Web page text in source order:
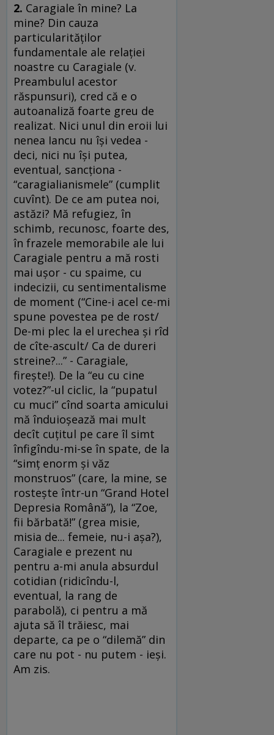
2. Caragiale în mine? La
mine? Din cauza
particularităţilor
fundamentale ale relaţiei
noastre cu Caragiale (v.
Preambulul acestor
răspunsuri), cred că e o
autoanaliză foarte greu de
realizat. Nici unul din eroii lui
nenea Iancu nu îşi vedea -
deci, nici nu îşi putea,
eventual, sancţiona -
“caragialianismele” (cumplit
cuvînt). De ce am putea noi,
astăzi? Mă refugiez, în
schimb, recunosc, foarte des,
în frazele memorabile ale lui
Caragiale pentru a mă rosti
mai uşor - cu spaime, cu
indecizii, cu sentimentalisme
de moment (“Cine-i acel ce-mi
spune povestea pe de rost/
De-mi plec la el urechea şi rîd
de cîte-ascult/ Ca de dureri
streine?...” - Caragiale,
fireşte!). De la “eu cu cine
votez?”-ul ciclic, la “pupatul
cu muci” cînd soarta amicului
mă înduioşează mai mult
decît cuţitul pe care îl simt
înfigîndu-mi-se în spate, de la
“simţ enorm şi văz
monstruos” (care, la mine, se
rosteşte într-un “Grand Hotel
Depresia Română”), la “Zoe,
fii bărbată!” (grea misie,
misia de... femeie, nu-i aşa?),
Caragiale e prezent nu
pentru a-mi anula absurdul
cotidian (ridicîndu-l,
eventual, la rang de
parabolă), ci pentru a mă
ajuta să îl trăiesc, mai
departe, ca pe o “dilemă” din
care nu pot - nu putem - ieşi.
Am zis.